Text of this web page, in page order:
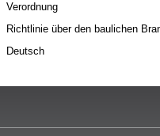
Verordnung
Richtlinie über den baulichen
Deutsch